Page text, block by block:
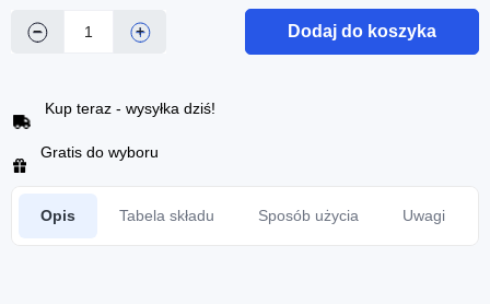
− + Dodaj do koszyka
Kup teraz - wysyłka dziś!
Gratis do wyboru
Opis Tabela składu Sposób użycia Uwagi